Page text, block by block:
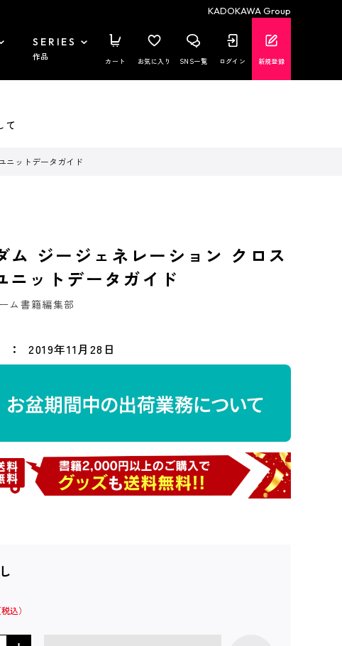
KADOKAWA Group
SERIES
作品 カート お気に入り SNS一覧 ログイン 新規登録
て
ニットデータガイド
ム ジージェネレーション クロス
ニットデータガイド
ム書籍編集部
2019年11月28日